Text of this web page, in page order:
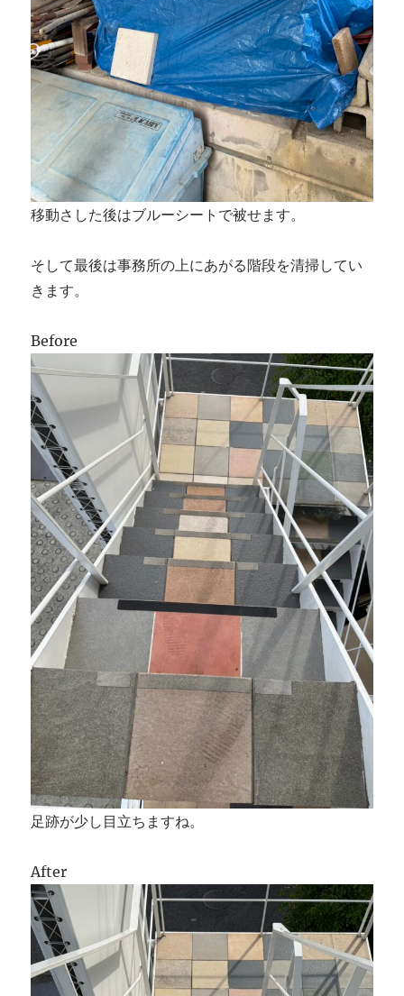
移動さした後はブルーシートで被せます。
そして最後は事務所の上にあがる階段を清掃してい
きます。
Before
足跡が少し目立ちますね。
After